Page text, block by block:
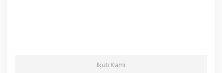
Ikuti Kami